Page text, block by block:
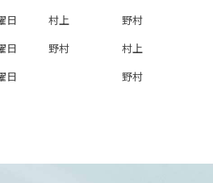
曜日 村上 野村
曜日 野村 村上
曜日 野村